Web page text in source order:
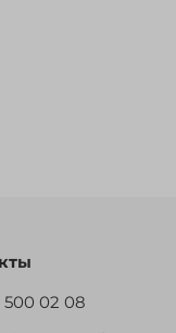
500 02 08